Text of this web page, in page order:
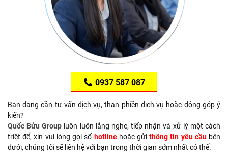
0937 587 087
Bạn đang cần tư vấn dịch vụ, than phiền dịch vụ hoặc đóng góp ý
kiến?
Quốc Bửu Group luôn luôn lắng nghe, tiếp nhận và xử lý một cách
triệt để, xin vui lòng gọi số hotlinehoặc gửithông tin yêu cầubên
dưới, chúng tôi sẽ liên hệ với bạn trong thời gian sớm nhất có thể.